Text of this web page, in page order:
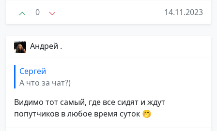
0 14.11.2023
Андрей .
Сергей
А что за чат?)
Видимо тот самый, где все сидят и ждут
попутчиков в любое время суток 🤭